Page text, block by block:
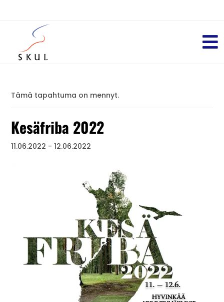
Tämä tapahtuma on mennyt.
Kesäfriba 2022
11.06.2022 -12.06.2022